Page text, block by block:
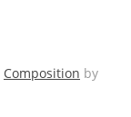
Composition by